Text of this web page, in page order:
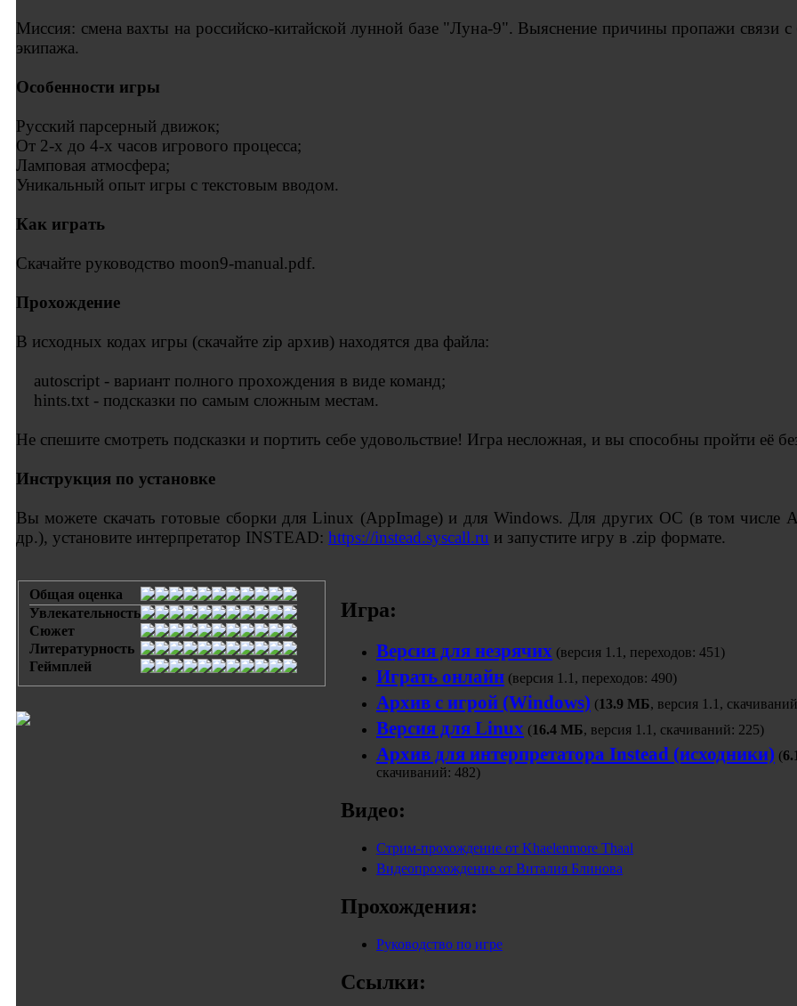
Миссия: cмена вахты на российско-китайской лунной базе "Луна-9". Выяснение причины пропажи связи с
экипажа.
Особенности игры
Русский парсерный движок;
От 2-х до 4-х часов игрового процесса;
Ламповая атмосфера;
Уникальный опыт игры с текстовым вводом.
Как играть
Скачайте руководство moon9-manual.pdf.
Прохождение
В исходных кодах игры (скачайте zip архив) находятся два файла:
autoscript - вариант полного прохождения в виде команд;
hints.txt - подсказки по самым сложным местам.
Не спешите смотреть подсказки и портить себе удовольствие! Игра несложная, и вы способны пройти её
Инструкция по установке
Вы можете скачать готовые сборки для Linux (AppImage) и для Windows. Для других ОС (в том числе
др.), установите интерпретатор INSTEAD: https://instead.syscall.ru и запустите игру в .zip формате.
Общая оценка
Увлекательность
Сюжет
Литературность
Геймплей
Игра:
Версия для незрячих (версия 1.1, переходов: 451)
Играть онлайн (версия 1.1, переходов: 490)
Архив с игрой (Windows) (13.9 МБ, версия 1.1,
Версия для Linux (16.4 МБ, версия 1.1, скачиваний: 225)
Архив для интерпретатора Instead (исходники) (
скачиваний: 482)
Видео:
Стрим-прохождение от Khaelenmore Thaal
Видеопрохождение от Виталия Блинова
Прохождения:
Руководство по игре
Ссылки: